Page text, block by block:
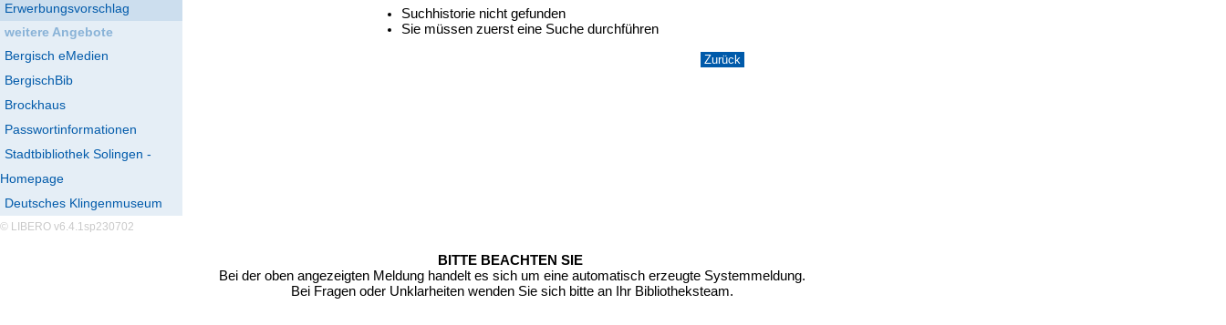
Erwerbungsvorschlag
weitere Angebote
Bergisch eMedien
BergischBib
Brockhaus
Passwortinformationen
Stadtbibliothek Solingen -
Homepage
Deutsches Klingenmuseum
© LIBERO v6.4.1sp230702
Suchhistorie nicht gefunden
Sie müssen zuerst eine Suche durchführen
BITTE BEACHTEN SIE
Bei der oben angezeigten Meldung handelt es sich um eine automatisch erzeugte Systemmeldung.
Bei Fragen oder Unklarheiten wenden Sie sich bitte an Ihr Bibliotheksteam.